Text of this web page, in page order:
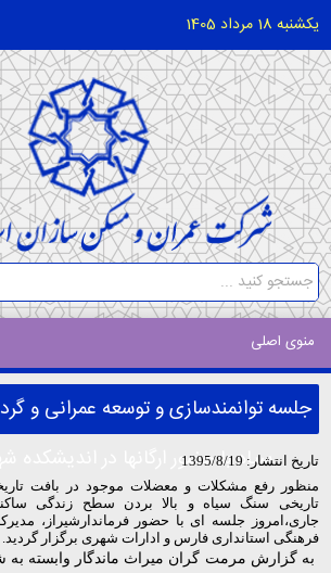
یکشنبه 18 مرداد 1405
منوی اصلی
جلسه توانمندسازی و توسعه عمرانی و
سیاه با حضور ارگانها در اندیشکدهتاریخ انتشار: 1395/8/19
منظور رفع مشکلات و معضلات موجود در بافت
تاریخی سنگ سیاه و بالا بردن سطح زندگی
جاری،امروز جلسه ای با حضور فرماندارشیراز،
فرهنگی استانداری فارس و ادارات شهری برگزار گردید.
به گزارش مرمت گران میراث ماندگار وابسته